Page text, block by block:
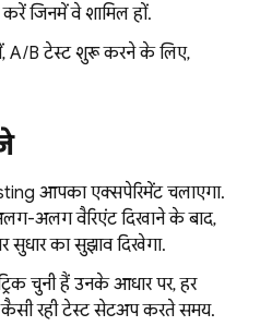
जिनमें वे शामिल हों.
A/B टेस्ट शुरू करने के लिए,
आपका एक्सपेरिमेंट चलाएगा.
अलग वैरिएंट दिखाने के बाद,
सुधार का सुझाव दिखेगा.
चुनी हैं उनके आधार पर, हर
कैसी रही टेस्ट सेटअप करते समय.